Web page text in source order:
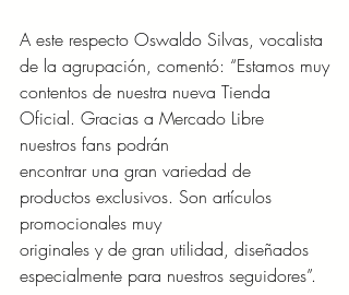
A este respecto Oswaldo Silvas, vocalista
de la agrupación, comentó: “Estamos muy
contentos de nuestra nueva Tienda
Oficial. Gracias a Mercado Libre
nuestros fans podrán
encontrar una gran variedad de
productos exclusivos. Son artículos
promocionales muy
originales y de gran utilidad, diseñados
especialmente para nuestros seguidores”.